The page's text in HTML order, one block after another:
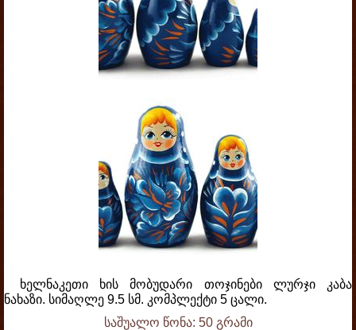
ხელნაკეთი ხის მობუდარი თოჯინები ლურჯი კაბა
ნახაზი. სიმაღლე 9.5 სმ. კომპლექტი 5 ცალი.
საშუალო წონა: 50 გრამი